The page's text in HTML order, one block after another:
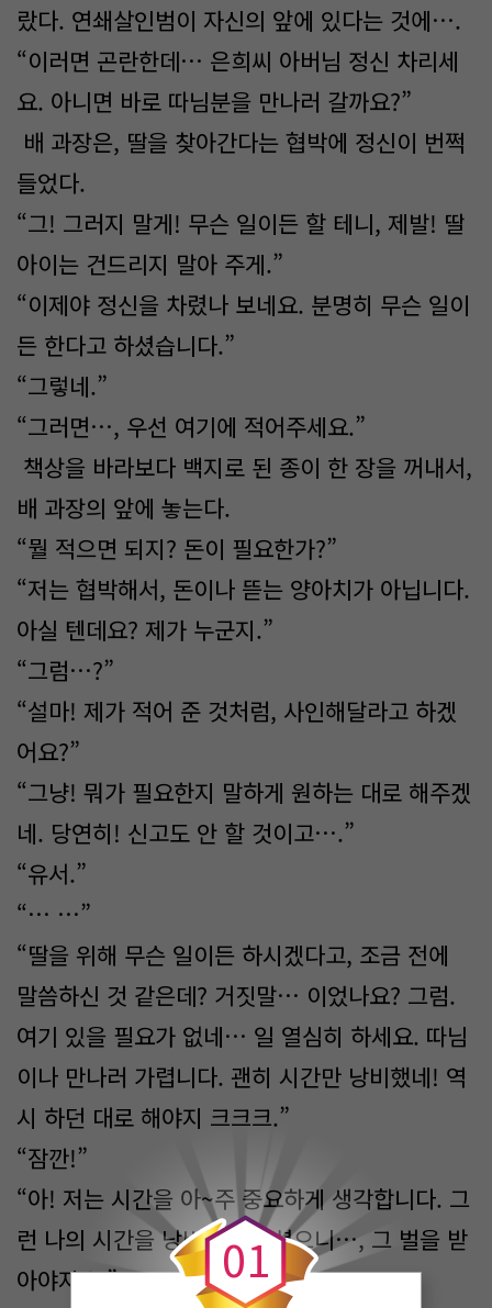
랐다. 연쇄살인범이 자신의 앞에 있다는 것에….
“이러면 곤란한데… 은희씨 아버님 정신 차리세
요. 아니면 바로 따님분을 만나러 갈까요?”
배 과장은, 딸을 찾아간다는 협박에 정신이 번쩍
들었다.
“그! 그러지 말게! 무슨 일이든 할 테니, 제발! 딸
아이는 건드리지 말아 주게.”
“이제야 정신을 차렸나 보네요. 분명히 무슨 일이
든 한다고 하셨습니다.”
“그렇네.”
“그러면…, 우선 여기에 적어주세요.”
책상을 바라보다 백지로 된 종이 한 장을 꺼내서,
배 과장의 앞에 놓는다.
“뭘 적으면 되지? 돈이 필요한가?”
“저는 협박해서, 돈이나 뜯는 양아치가 아닙니다.
아실 텐데요? 제가 누군지.”
“그럼…?”
“설마! 제가 적어 준 것처럼, 사인해달라고 하겠
어요?”
“그냥! 뭐가 필요한지 말하게 원하는 대로 해주겠
네. 당연히! 신고도 안 할 것이고….”
“유서.”
“… …”
“딸을 위해 무슨 일이든 하시겠다고, 조금 전에
말씀하신 것 같은데? 거짓말… 이었나요? 그럼.
여기 있을 필요가 없네… 일 열심히 하세요. 따님
이나 만나러 가렵니다. 괜히 시간만 낭비했네! 역
시 하던 대로 해야지 크크크.”
“잠깐!”
“아! 저는 시간을 아~주 중요하게 생각합니다. 그
런 나의 시간을 낭비하게 하셨으니…, 그 벌을 받
아야지요.”
0
0
1